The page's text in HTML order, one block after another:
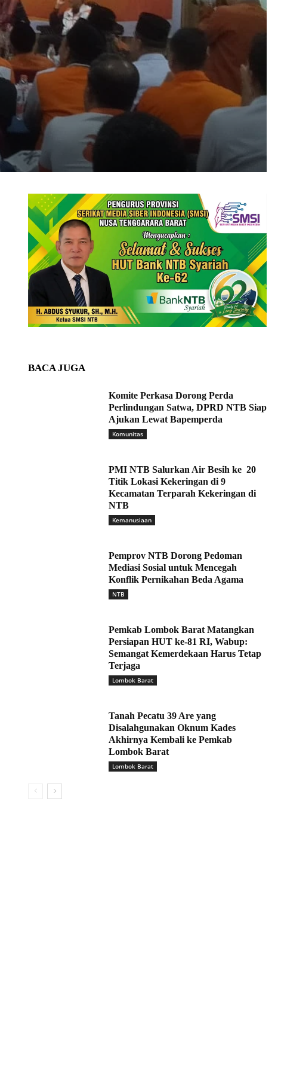
BACA JUGA
Komite Perkasa Dorong Perda
Perlindungan Satwa, DPRD NTB Siap
Ajukan Lewat Bapemperda
Komunitas
PMI NTB Salurkan Air Besih ke 20
Titik Lokasi Kekeringan di 9
Kecamatan Terparah Kekeringan di
NTB
Kemanusiaan
Pemprov NTB Dorong Pedoman
Mediasi Sosial untuk Mencegah
Konflik Pernikahan Beda Agama
NTB
Pemkab Lombok Barat Matangkan
Persiapan HUT ke-81 RI, Wabup:
Semangat Kemerdekaan Harus Tetap
Terjaga
Lombok Barat
Tanah Pecatu 39 Are yang
Disalahgunakan Oknum Kades
Akhirnya Kembali ke Pemkab
Lombok Barat
Lombok Barat